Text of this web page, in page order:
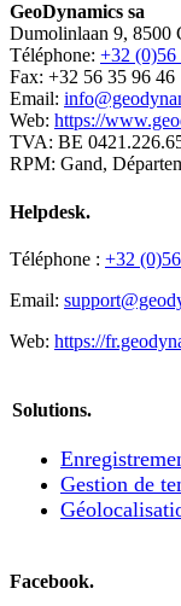
GeoDynamics sa
Dumolinlaan 9, 8500
Téléphone: +32 (0)56
Fax: +32 56 35 96 46
Email:
Web: https://
TVA: BE
RPM: Gand,
Helpdesk.
Téléphone : +32
Email:
Web: https://
Solutions.
Gestion de
Facebook.